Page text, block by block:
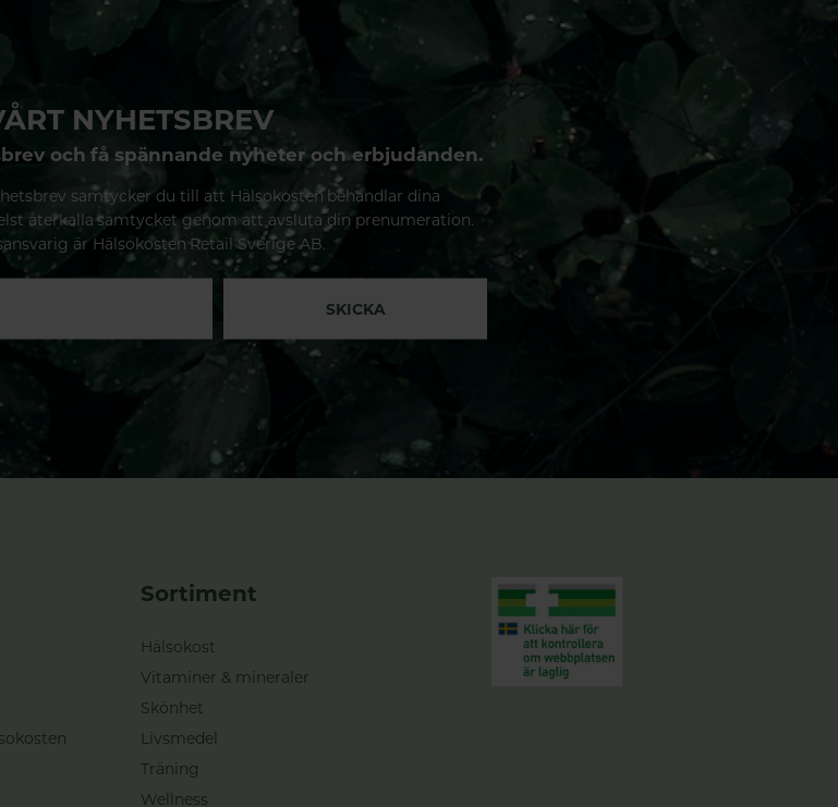
NYHETSBREV
och få spännande nyheter och erbjudanden.
samtycker du till att Hälsokosten behandlar dina
återkalla samtycket genom att avsluta din prenumeration.
är Hälsokosten Retail Sverige AB.
SKICKA
Sortiment
Hälsokost
Vitaminer & mineraler
Skönhet
Livsmedel
Träning
Wellness